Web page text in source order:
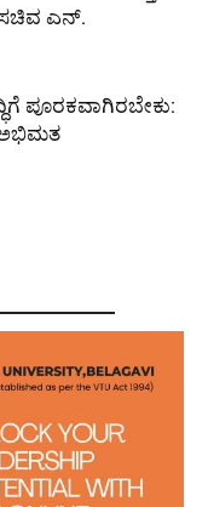
ಎನ್.
ಪೂರಕವಾಗಿರಬೇಕು:
ಅಭಿಮತ